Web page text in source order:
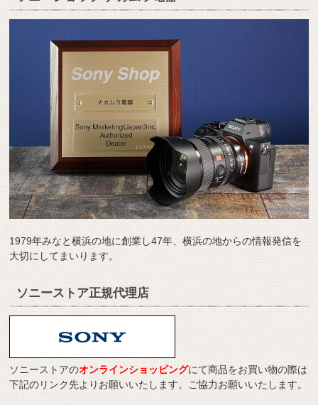
1979年みなと横浜の地に創業し47年、横浜の地からの情報発信を
大切にしてまいります。
ソニーストア正規代理店
ソニーストアのオンラインショッピングにて商品をお買い物の際は
下記のリンク先よりお願いいたします。ご協力お願いいたします。